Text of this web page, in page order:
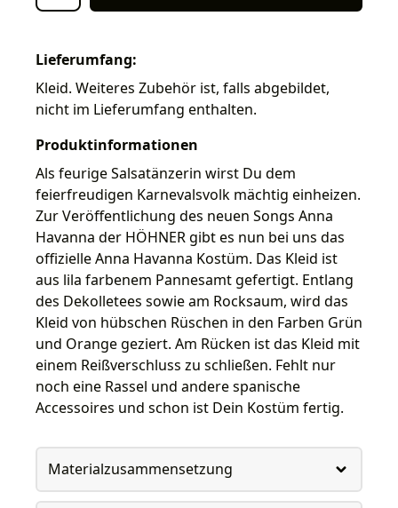
Lieferumfang:
Kleid. Weiteres Zubehör ist, falls abgebildet,
nicht im Lieferumfang enthalten.
Produktinformationen
Als feurige Salsatänzerin wirst Du dem
feierfreudigen Karnevalsvolk mächtig einheizen.
Zur Veröffentlichung des neuen Songs Anna
Havanna der HÖHNER gibt es nun bei uns das
offizielle Anna Havanna Kostüm. Das Kleid ist
aus lila farbenem Pannesamt gefertigt. Entlang
des Dekolletees sowie am Rocksaum, wird das
Kleid von hübschen Rüschen in den Farben Grün
und Orange geziert. Am Rücken ist das Kleid mit
einem Reißverschluss zu schließen. Fehlt nur
noch eine Rassel und andere spanische
Accessoires und schon ist Dein Kostüm fertig.
Materialzusammensetzung